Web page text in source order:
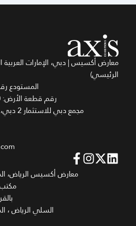
معارض أكسيس الرياض،
مكتب رقم 11
السلي الرياض ،
معارض أكسيس | دبي، الإمارات العربية
الرئيسي)
المستودع رقم: 3 و 8 -
رقم قطعة الأرض: 4900-597، دي اي بي 2
مجمع دبي للاستثمار 2 دبي، الإمارات العربية المتحدة